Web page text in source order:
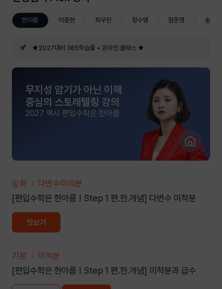
한아름 이종현 최우진 정수영 정준영 송지현
★2027대비 365학습플 + 온라인 클래스 ★
무지성 암기가 아닌 이해
중심의 스토레텔링 강의
2027 역시 편입수학은 한아름
심화 다변수미적분
[편입수학은 한아름ㅣStep 1 편.한.개념] 다변수 미적분
맛보기
기본 미적분
[편입수학은 한아름ㅣStep 1 편.한.개념] 미적분과 급수